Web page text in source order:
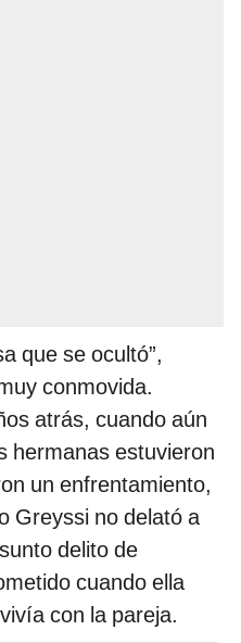
que se ocultó”,
conmovida.
atrás, cuando aún
hermanas estuvieron
un enfrentamiento,
Greyssi no delató a
delito de
cuando ella
con la pareja.